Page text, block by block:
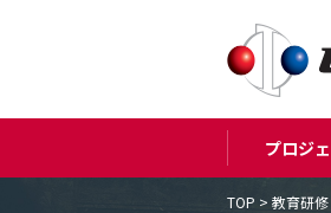
プロジ
TOP > 教育研